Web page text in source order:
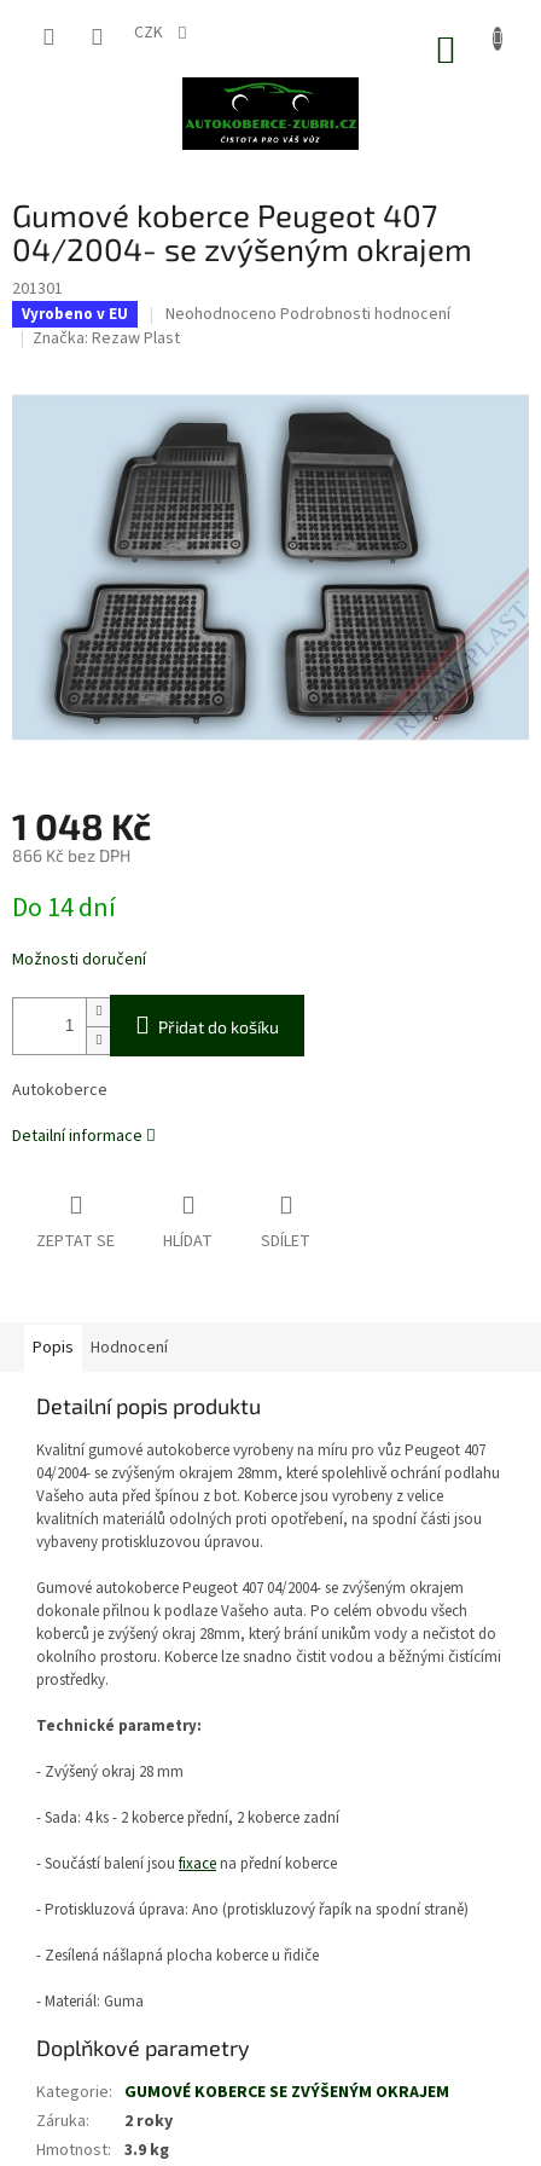
CZK
Gumové koberce Peugeot 407
04/2004- se zvýšeným okrajem
201301
Vyrobeno v EU
Průměrné
hodnocení
z
hvězdiček.
Neohodnoceno Podrobnosti hodnocení
Značka: Rezaw Plast
1 048 Kč
866 Kč bez DPH
cena:
Do 14 dní
Možnosti doručení
Přidat do košíku
Autokoberce
Detailní informace
ZEPTAT SE HLÍDAT SDÍLET
Popis Hodnocení
Detailní popis produktu
Kvalitní gumové autokoberce vyrobeny na míru pro vůz Peugeot 407
04/2004- se zvýšeným okrajem 28mm, které spolehlivě ochrání podlahu
Vašeho auta před špínou z bot. Koberce jsou vyrobeny z velice
kvalitních materiálů odolných proti opotřebení, na spodní části jsou
vybaveny protiskluzovou úpravou.
Gumové autokoberce Peugeot 407 04/2004-se zvýšeným okrajem
dokonale přilnou k podlaze Vašeho auta. Po celém obvodu všech
koberců je zvýšený okraj 28mm, který brání unikům vody a nečistot do
okolního prostoru. Koberce lze snadno čistit vodou a běžnými čistícími
prostředky.
Technické parametry:
- Zvýšený okraj 28 mm
- Sada: 4 ks - 2 koberce přední, 2 koberce zadní
- Součástí balení jsou fixacena přední koberce
- Protiskluzová úprava: Ano (protiskluzový řapík na spodní straně)
- Zesílená nášlapná plocha koberce u řidiče
- Materiál: Guma
Doplňkové parametry
Kategorie: GUMOVÉ KOBERCE SE ZVÝŠENÝM OKRAJEM
Záruka:
2 roky
Hmotnost: 3.9 kg